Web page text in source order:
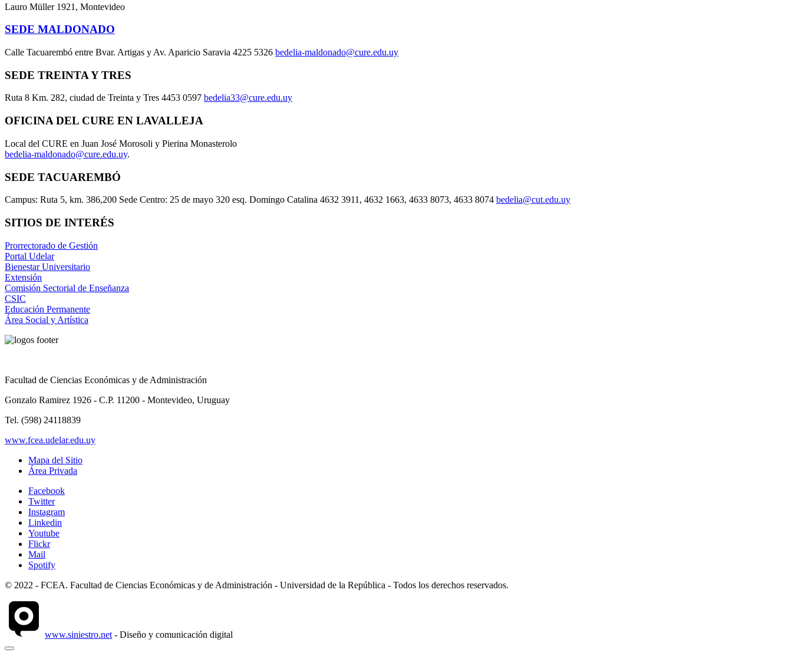
Lauro Müller 1921, Montevideo
SEDE MALDONADO
Calle Tacuarembó entre Bvar. Artigas y Av. Aparicio Saravia 4225 5326 bedelia-maldonado@cure.edu.uy
SEDE TREINTA Y TRES
Ruta 8 Km. 282, ciudad de Treinta y Tres 4453 0597 bedelia33@cure.edu.uy
OFICINA DEL CURE EN LAVALLEJA
Local del CURE en Juan José Morosoli y Pierina Monasterolo
bedelia-maldonado@cure.edu.uy.
SEDE TACUAREMBÓ
Campus: Ruta 5, km. 386,200 Sede Centro: 25 de mayo 320 esq. Domingo Catalina 4632 3911, 4632 1663, 4633 8073, 4633 8074 bedelia@cut.edu.uy
SITIOS DE INTERÉS
Prorrectorado de Gestión
Portal Udelar
Bienestar Universitario
Extensión
Comisión Sectorial de Enseñanza
CSIC
Educación Permanente
Área Social y Artística
Facultad de Ciencias Económicas y de Administración
Gonzalo Ramirez 1926 - C.P. 11200 - Montevideo, Uruguay
Tel. (598) 24118839
www.fcea.udelar.edu.uy
Mapa del Sitio
Área Privada
Facebook
Twitter
Instagram
Linkedin
Youtube
Flickr
Mail
Spotify
© 2022 - FCEA. Facultad de Ciencias Económicas y de Administración - Universidad de la República - Todos los derechos reservados.
www.siniestro.net - Diseño y comunicación digital